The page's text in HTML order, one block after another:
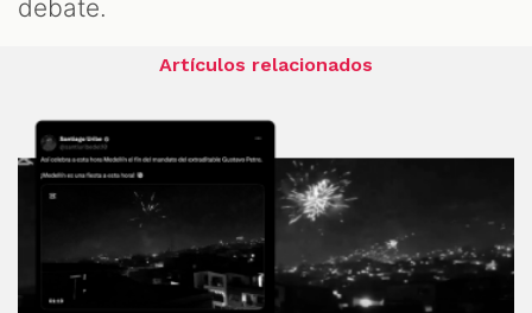
debate.
Artículos relacionados